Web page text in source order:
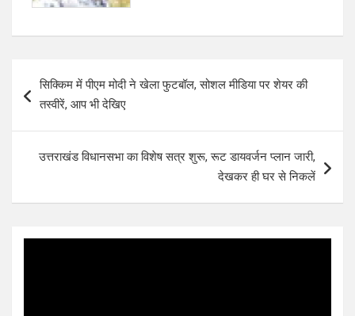
navigation
सिक्किम में पीएम मोदी ने खेला फुटबॉल, सोशल मीडिया पर शेयर की
तस्वीरें, आप भी देखिए
उत्तराखंड विधानसभा का विशेष सत्र शुरू, रूट डायवर्जन प्लान जारी,
देखकर ही घर से निकलें